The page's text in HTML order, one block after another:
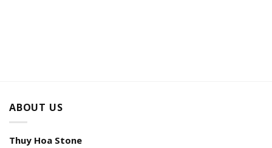
ABOUT US
Thuy Hoa Stone